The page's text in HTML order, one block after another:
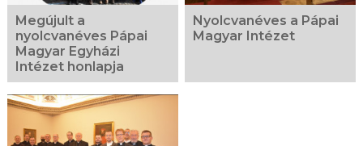
Megújult a
nyolcvanéves Pápai
Magyar Egyházi
Intézet honlapja
Nyolcvanéves a Pápai
Magyar Intézet